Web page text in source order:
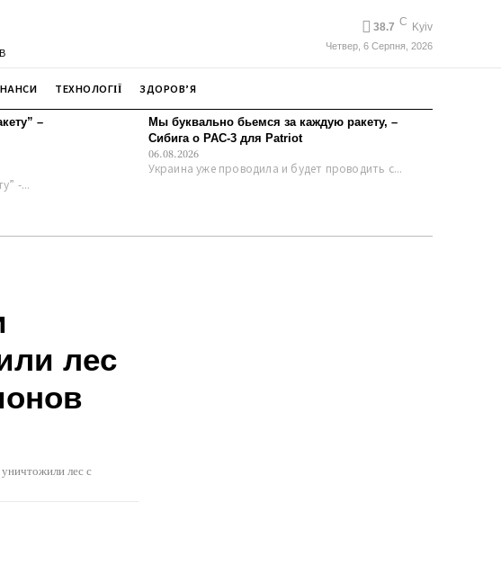
38.7 C Kyiv
Четвер, 6 Серпня, 2026
ТЕХНОЛОГІЇ ЗДОРОВ’Я
–
-...
Мы буквально бьемся за каждую ракету, –
Сибига о PAC-3 для Patriot
06.08.2026
Украина уже проводила и будет проводить с...
лес
лес с